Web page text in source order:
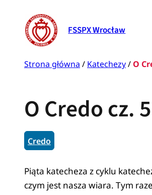
Przejdź
treści FSSPX Wrocław
Strona główna/Katechezy/O
O Credo cz.
Credo
Piąta katecheza z cyklu
czym jest nasza wiara. Tym